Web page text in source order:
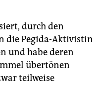
durch den
die Pegida-Aktivistin
und habe deren
übertönen
teilweise